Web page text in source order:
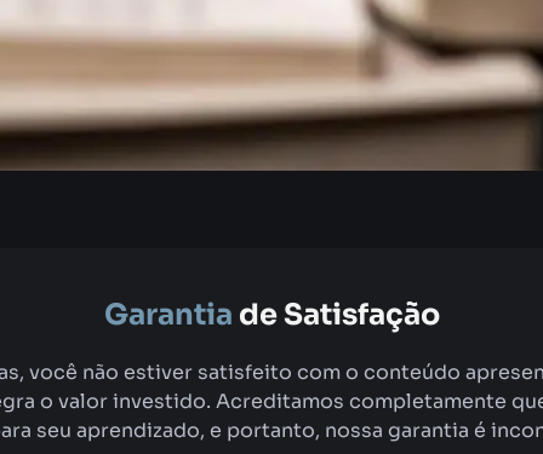
Garantia de Satisfação
você não estiver satisfeito com o conteúdo
o valor investido. Acreditamos completamente
seu aprendizado, e portanto, nossa garantia é